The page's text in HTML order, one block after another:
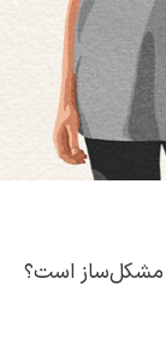
مشکل‌ساز است؟